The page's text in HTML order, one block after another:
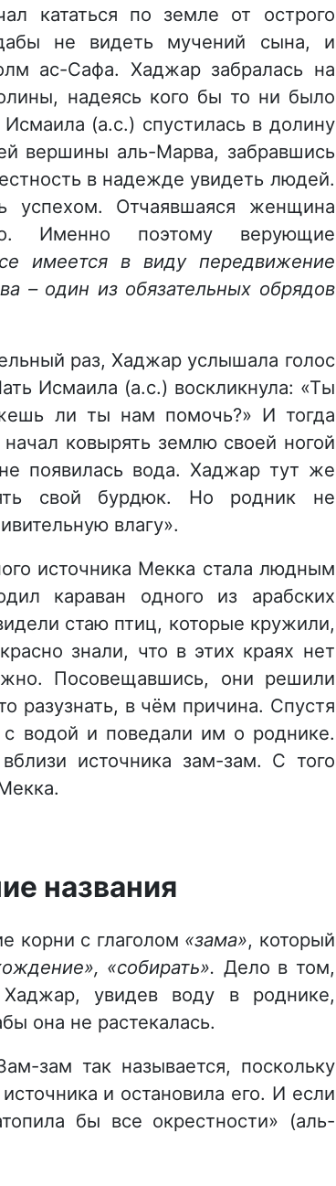
кататься по земле от острого
не видеть мучений сына, и
ас-Сафа. Хаджар забралась на
надеясь кого бы то ни было
(а.с.) спустилась в долину
вершины аль-Марва, забравшись
в надежде увидеть людей.
успехом. Отчаявшаяся женщина
Именно поэтому верующие
имеется в виду передвижение
– один из обязательных обрядов
раз, Хаджар услышала голос
Исмаила (а.с.) воскликнула: «Ты
ли ты нам помочь?» И тогда
ковырять землю своей ногой
появилась вода. Хаджар тут же
свой бурдюк. Но родник не
влагу».
источника Мекка стала людным
караван одного из арабских
стаю птиц, которые кружили,
знали, что в этих краях нет
Посовещавшись, они решили
разузнать, в чём причина. Спустя
водой и поведали им о роднике.
источника зам-зам. С того
названия
корни с глаголом «зама», который
«собирать». Дело в том,
увидев воду в роднике,
она не растекалась.
зам так называется, поскольку
и остановила его. И если
бы все окрестности» (аль-